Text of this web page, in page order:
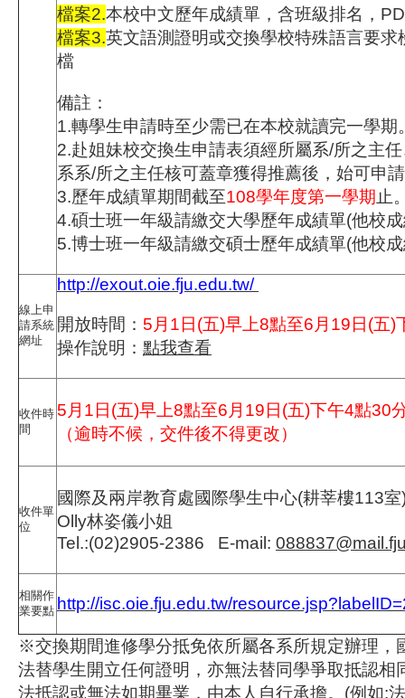
檔案2.本校中文歷年成績單，含班級排名，
檔案3.英文語測證明或交換學校特殊語言要
檔
備註：
1.轉學生申請時至少需已在本校就讀完一學期
2.赴姐妹校交換生申請表須經所屬系/所之主
系系/所之主任核可蓋章獲得推薦後，始可申
3.歷年成績單期間截至108學年度第一學期 止
4.碩士班一年級請繳交大學歷年成績單(他校
5.博士班一年級請繳交碩士歷年成績單(他校
線上申
請系統
網址
http://exout.oie.fju.edu.tw/
開放時間： 5月 1日(五)早上8點至6月19日(五)
操作說明： 點我查看
收件時
間
5月1日(五)早上8點至6月19日(五)下午4點30
（逾時不候，交件後不得更改）
收件單
位
國際及兩岸教育處國際學生中心(耕莘樓113室
Olly林姿儀小姐
Tel.:(02)2905-2386 E-mail:
相關作
業要點 http://isc.oie.fju.edu.tw/
※交換期間進修學分抵免依所屬各系所規定辦理，
法替學生開立任何證明，亦無法替同學爭取抵認相
法抵認或無法如期畢業，由本人自行承擔。(例如: